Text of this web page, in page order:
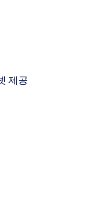
제공